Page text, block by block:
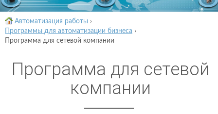
Автоматизация работы ›
Программы для автоматизации бизнеса ›
Программа для сетевой компании
Программа для сетевой
компании